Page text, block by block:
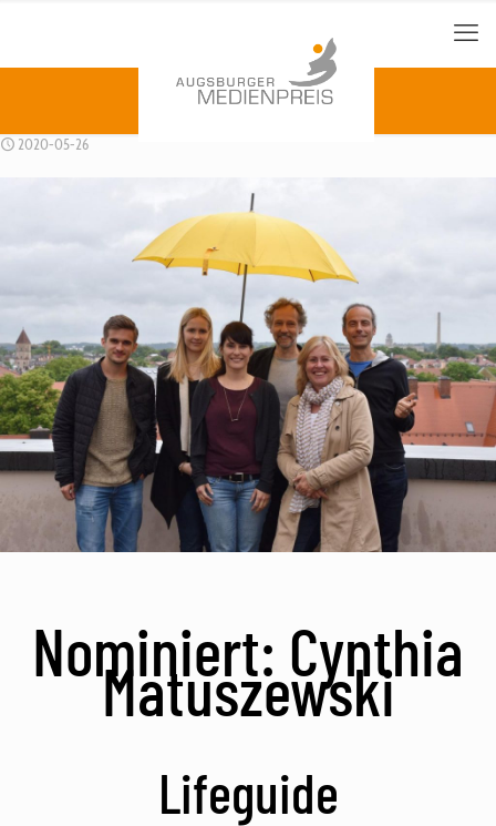
2020-05-26
Nominiert: Cynthia
Matuszewski
Lifeguide